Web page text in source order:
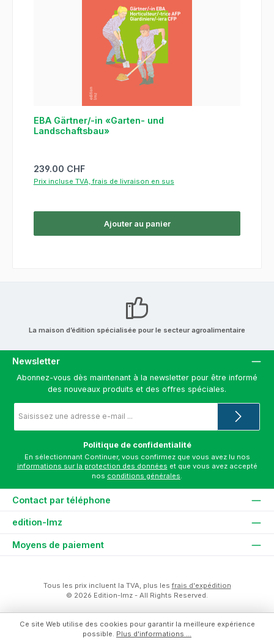
EBA Gärtner/-in «Garten- und
Landschaftsbau»
Prix régulier :
239.00 CHF
Prix incluse TVA, frais de livraison en sus
Ajouter au panier
La maison d’édition spécialisée pour le secteur agroalimentaire
Newsletter
Abonnez-vous dès maintenant à la newsletter pour être informé
des nouveaux produits et des offres spéciales.
e-
*
Politique de confidentialité
informations sur la protection des données et que vous avez accepté
nos conditions générales.
Contact par téléphone
edition-lmz
Moyens de paiement
Tous les prix incluent la TVA, plus lesfrais d'expédition
© 2026 Edition-lmz - All Rights Reserved.
Ce site Web utilise des cookies pour garantir la meilleure expérience
possible. Plus d'informations ...